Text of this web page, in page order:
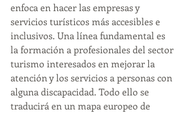
enfoca en hacer las empresas y
servicios turísticos más accesibles e
inclusivos. Una línea fundamental es
la formación a profesionales del sector
turismo interesados en mejorar la
atención y los servicios a personas con
alguna discapacidad. Todo ello se
traducirá en un mapa europeo de